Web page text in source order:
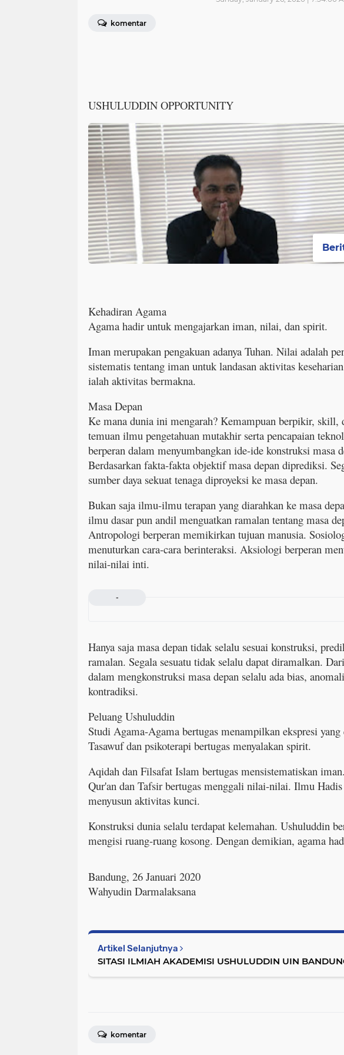
komentar
USHULUDDIN OPPORTUNITY
Kehadiran Agama
Agama hadir untuk mengajarkan iman, nilai, dan spirit.
Iman merupakan pengakuan adanya Tuhan. Nilai adalah
sistematis tentang iman untuk landasan aktivitas
ialah aktivitas bermakna.
Masa Depan
Ke mana dunia ini mengarah? Kemampuan berpikir, skill,
temuan ilmu pengetahuan mutakhir serta pencapaian
berperan dalam menyumbangkan ide-ide konstruksi masa
Berdasarkan fakta-fakta objektif masa depan diprediksi.
sumber daya sekuat tenaga diproyeksi ke masa depan.
Bukan saja ilmu-ilmu terapan yang diarahkan ke masa
ilmu dasar pun andil menguatkan ramalan tentang masa
Antropologi berperan memikirkan tujuan manusia.
menuturkan cara-cara berinteraksi. Aksiologi berperan
nilai-nilai inti.
-
Hanya saja masa depan tidak selalu sesuai konstruksi,
ramalan. Segala sesuatu tidak selalu dapat diramalkan.
dalam mengkonstruksi masa depan selalu ada bias,
kontradiksi.
Peluang Ushuluddin
Studi Agama-Agama bertugas menampilkan ekspresi yang
Tasawuf dan psikoterapi bertugas menyalakan spirit.
Aqidah dan Filsafat Islam bertugas mensistematiskan
Qur'an dan Tafsir bertugas menggali nilai-nilai. Ilmu Hadis
menyusun aktivitas kunci.
Konstruksi dunia selalu terdapat kelemahan. Ushuluddin
mengisi ruang-ruang kosong. Dengan demikian, agama
Bandung, 26 Januari 2020
Wahyudin Darmalaksana
Artikel Selanjutnya
SITASI ILMIAH AKADEMISI USHULUDDIN UIN
komentar